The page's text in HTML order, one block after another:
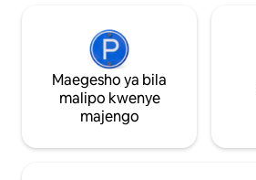
Maegesho ya bila
malipo kwenye
majengo